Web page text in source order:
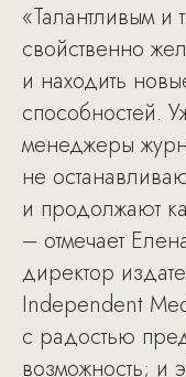
«Талантливым
свойственно
и находить
способностей.
менеджеры
не
и продолжают
– отмечает
директор
Independent
с радостью
возможность; и